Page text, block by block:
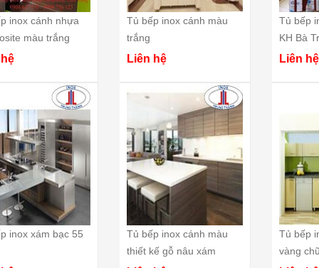
trong cách chế
xin chia sẻ
giản này và
ngay với mình
Nguyên liệu
nóng hổi vừa thổi vừa ăn do chính
tay bạn tự làm đãi cả nhà thì còn
gì bằng? Vậy bạn đã biết cách làm
phở gà chưa? Cùng tham khảo
công thức...[Xem thêm...]
được
giới
ít
inox cánh nhựa
màu trắng
Tủ bếp inox cánh màu
trắng
Liên hệ
Tủ bếp
KH Bà
Liên hệ
inox xám bạc 55
Tủ bếp inox cánh màu
thiết kế gỗ nâu xám
Tủ bếp
vàng